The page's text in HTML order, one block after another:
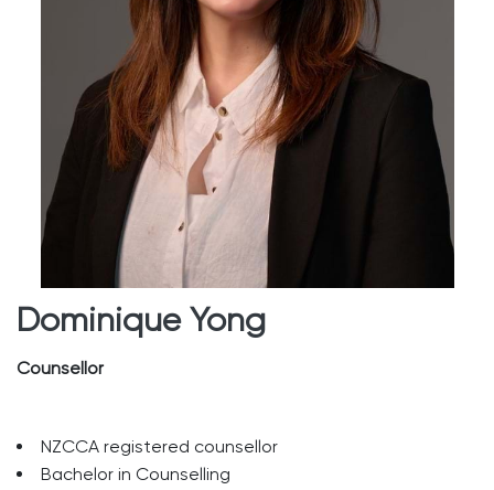
Dominique Yong
Counsellor
NZCCA registered counsellor
Bachelor in Counselling